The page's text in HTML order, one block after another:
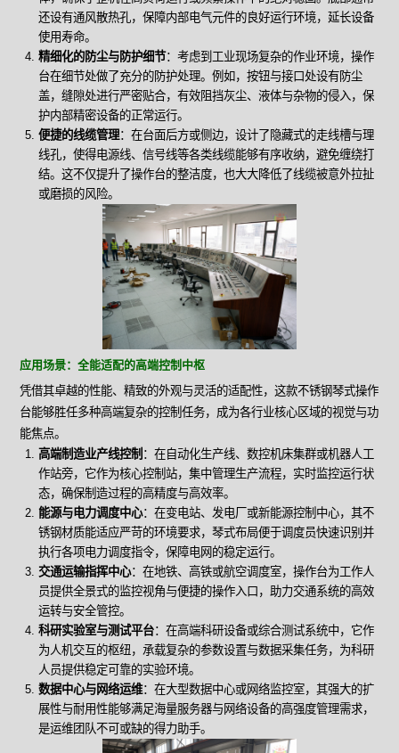
还设有通风散热孔，保障内部电气元件的良好运行环境，延长设备
使用寿命。
精细化的防尘与防护细节：考虑到工业现场复杂的作业环境，操作
台在细节处做了充分的防护处理。例如，按钮与接口处设有防尘
盖，缝隙处进行严密贴合，有效阻挡灰尘、液体与杂物的侵入，保
护内部精密设备的正常运行。
便捷的线缆管理：在台面后方或侧边，设计了隐藏式的走线槽与理
线孔，使得电源线、信号线等各类线缆能够有序收纳，避免缠绕打
结。这不仅提升了操作台的整洁度，也大大降低了线缆被意外拉扯
或磨损的风险。
应用场景：全能适配的高端控制中枢
凭借其卓越的性能、精致的外观与灵活的适配性，这款不锈钢琴式操作
台能够胜任多种高端复杂的控制任务，成为各行业核心区域的视觉与功
能焦点。
高端制造业产线控制 ：在自动化生产线、数控机床集群或机器人工
作站旁，它作为核心控制站，集中管理生产流程，实时监控运行状
态，确保制造过程的高精度与高效率。
能源与电力调度中心：在变电站、发电厂或新能源控制中心，其不
锈钢材质能适应严苛的环境要求，琴式布局便于调度员快速识别并
执行各项电力调度指令，保障电网的稳定运行。
交通运输指挥中心：在地铁、高铁或航空调度室，操作台为工作人
员提供全景式的监控视角与便捷的操作入口，助力交通系统的高效
运转与安全管控。
科研实验室与测试平台：在高端科研设备或综合测试系统中，它作
为人机交互的枢纽，承载复杂的参数设置与数据采集任务，为科研
人员提供稳定可靠的实验环境。
数据中心与网络运维：在大型数据中心或网络监控室，其强大的扩
展性与耐用性能够满足海量服务器与网络设备的高强度管理需求，
是运维团队不可或缺的得力助手。